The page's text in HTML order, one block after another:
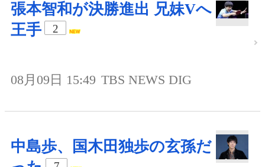
張本智和が決勝進出 兄妹Vへ
王手
2
08月09日 15:49 TBS NEWS DIG
中島歩、国木田独歩の玄孫だ